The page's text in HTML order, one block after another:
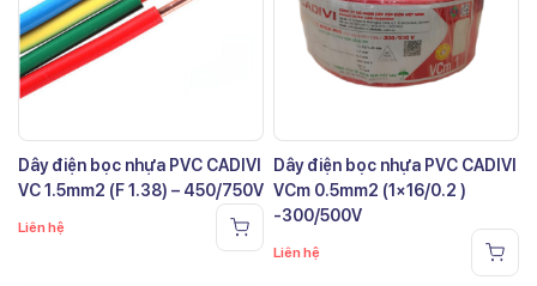
Dây điện bọc nhựa PVC CADIVI
VC 1.5mm2 (F 1.38) – 450/750V
Liên hệ
Dây điện bọc nhựa PVC CADIVI
VCm 0.5mm2 (1×16/0.2 )
-300/500V
Liên hệ